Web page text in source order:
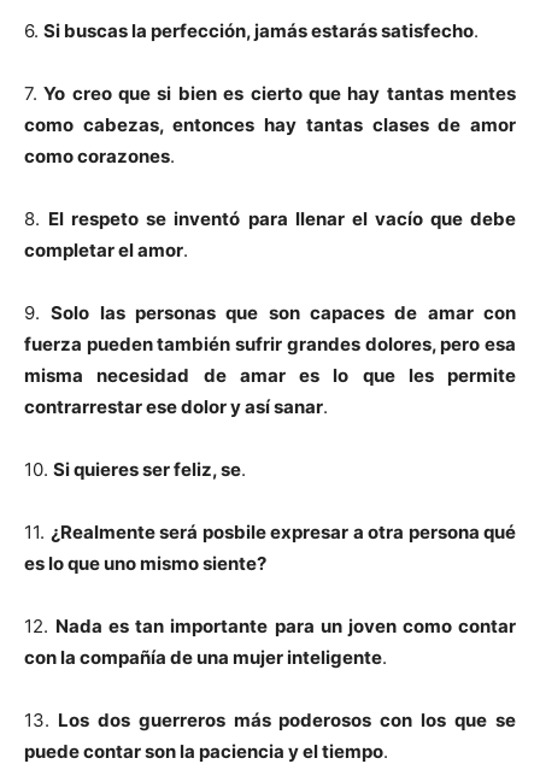
6. Si buscas la perfección, jamás estarás satisfecho.
7. Yo creo que si bien es cierto que hay tantas mentes
como cabezas, entonces hay tantas clases de amor
como corazones.
8. El respeto se inventó para llenar el vacío que debe
completar el amor.
9.Solo las personas que son capaces de amar con
fuerza pueden también sufrir grandes dolores, pero esa
misma necesidad de amar es lo que les permite
contrarrestar ese dolor y así sanar.
10. Si quieres ser feliz, se.
11. ¿Realmente será posbile expresar a otra persona qué
es lo que uno mismo siente?
12. Nada es tan importante para un joven como contar
con la compañía de una mujer inteligente.
13. Los dos guerreros más poderosos con los que se
puede contar son la paciencia y el tiempo.